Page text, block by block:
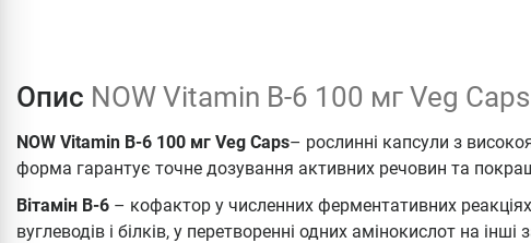
Опис NOW Vitamin B-6 100 мг Veg
NOW Vitamin B-6 100 мг Veg Caps– рослинні капсули з
форма гарантує точне дозування активних речовин та
Вітамін B-6 – кофактор у численних ферментативних
вуглеводів і білків, у перетворенні одних амінокислот на інші